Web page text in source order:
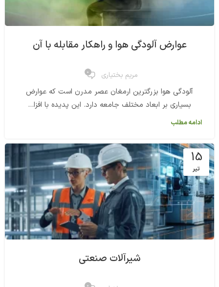
عوارض آلودگی هوا و راهکار مقابله با آن
مریم بختیاری 0
آلودگی هوا بزرگترین ارمغان عصر مدرن است که عوارض
بسیاری بر ابعاد مختلف جامعه دارد. این پدیده با افزا...
ادامه مطلب
15
تیر
شیرآلات صنعتی
0